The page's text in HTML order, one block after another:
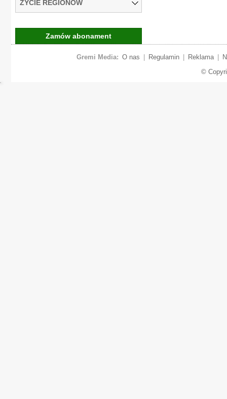
ŻYCIE REGIONÓW
Zamów abonament
Gremi Media: O nas Regulamin Reklama
©